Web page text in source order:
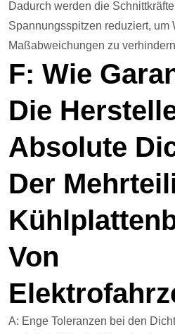
Dadurch werden die
Spannungsspitzen reduziert, um
Maßabweichungen zu
F: Wie
Die
Absolute
Der
Von
A: Enge Toleranzen bei den